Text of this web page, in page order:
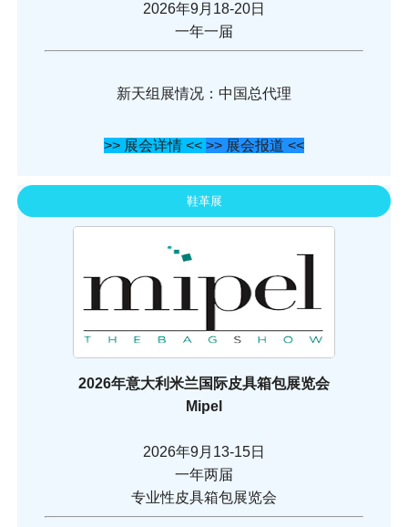
2026年9月18-20日
一年一届
新天组展情况：中国总代理
>> 展会详情 << >> 展会报道 <<
鞋革展
2026年意大利米兰国际皮具箱包展览会
Mipel
2026年9月13-15日
一年两届
专业性皮具箱包展览会